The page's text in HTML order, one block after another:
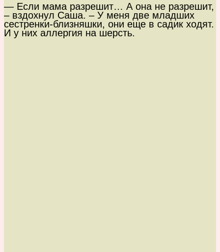
— Если мама разрешит… А она не разрешит,
– вздохнул Саша. – У меня две младших
сестренки-близняшки, они еще в садик ходят.
И у них аллергия на шерсть.